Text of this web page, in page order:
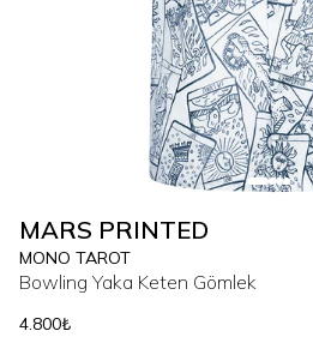
MARS PRINTED
MONO TAROT
Bowling Yaka Keten Gömlek
4.800₺